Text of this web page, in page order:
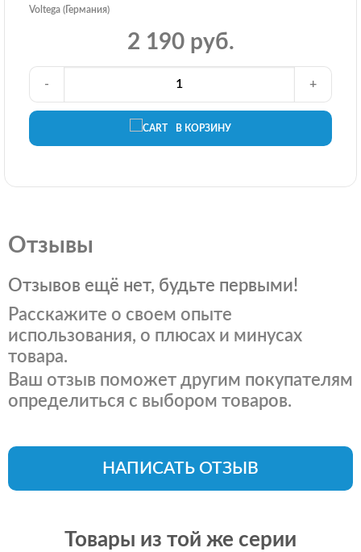
Voltega (Германия)
2 190 руб.
В КОРЗИНУ
- +
Отзывы
Отзывов ещё нет, будьте первыми!
Расскажите о своем опыте
использования, о плюсах и минусах
товара.
Ваш отзыв поможет другим покупателям
определиться с выбором товаров.
НАПИСАТЬ ОТЗЫВ
Товары из той же серии